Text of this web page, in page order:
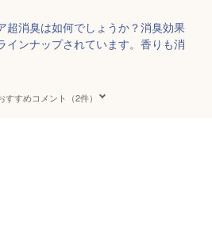
超消臭は如何でしょうか？消臭効果
インナップされています。香りも消
すすめコメント（2件）